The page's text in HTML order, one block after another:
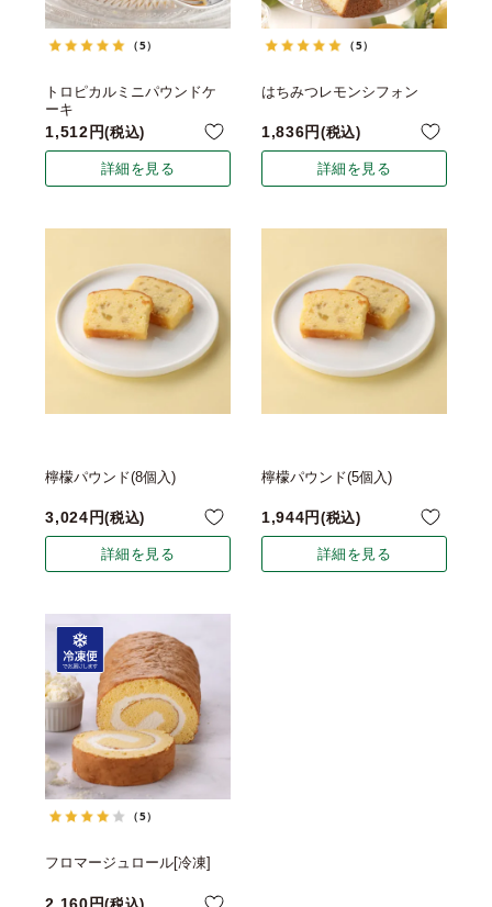
（5）
トロピカルミニパウンドケ
ーキ
1,512 税込
詳細を見る
（5）
はちみつレモンシフォン
1,836 税込
詳細を見る
檸檬パウンド(8個入)
3,024 税込
詳細を見る
檸檬パウンド(5個入)
1,944 税込
詳細を見る
（5）
フロマージュロール[冷凍]
2,160